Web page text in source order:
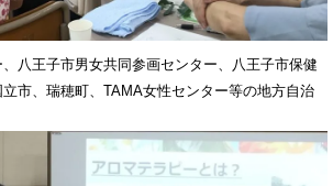
八王子市男女共同参画センター、八王子市保健
市、瑞穂町、TAMA女性センター等の地方自治